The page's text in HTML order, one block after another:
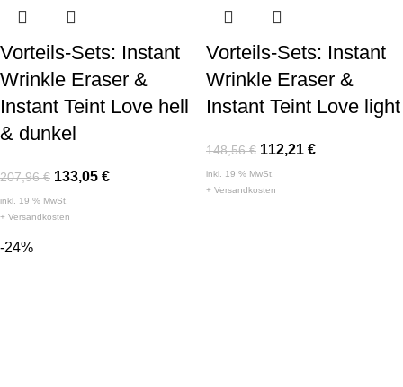
Vorteils-Sets: Instant
Wrinkle Eraser &
Instant Teint Love hell
& dunkel
207,96€ 133,05 €
inkl. 19 % MwSt.
+ Versandkosten
Vorteils-Sets: Instant
Wrinkle Eraser &
Instant Teint Love light
148,56€ 112,21 €
inkl. 19 % MwSt.
+ Versandkosten
-24%